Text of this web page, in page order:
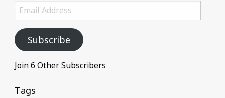
Email
Address
Subscribe
Join 6 Other Subscribers
Tags